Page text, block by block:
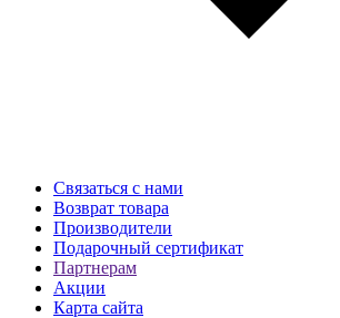
Связаться с нами
Возврат товара
Производители
Подарочный сертификат
Партнерам
Акции
Карта сайта